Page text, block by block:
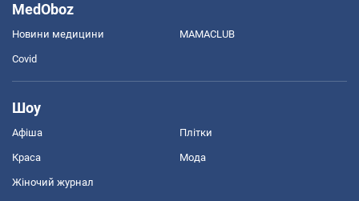
MedOboz
Новини медицини MAMACLUB
Covid
Шоу
Афіша Плітки
Краса Мода
Жіночий журнал